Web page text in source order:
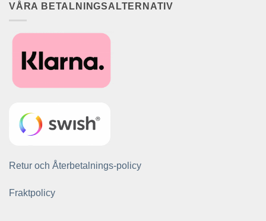
VÅRA BETALNINGSALTERNATIV
Retur och Återbetalnings-policy
Fraktpolicy